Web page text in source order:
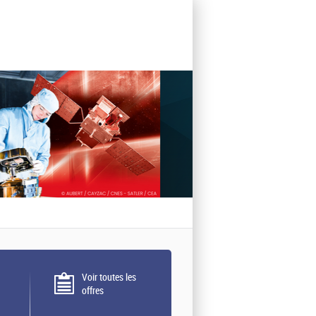
Voir toutes les
offres